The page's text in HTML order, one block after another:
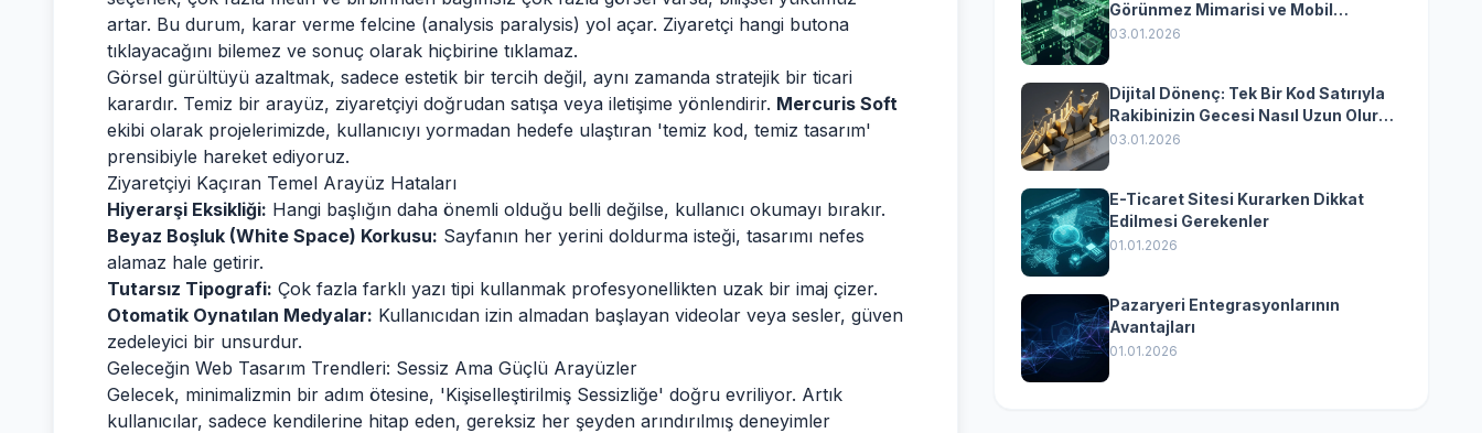
artar. Bu durum, karar verme felcine (analysis paralysis) yol açar. Ziyaretçi hangi butona
tıklayacağını bilemez ve sonuç olarak hiçbirine tıklamaz.
Görsel gürültüyü azaltmak, sadece estetik bir tercih değil, aynı zamanda stratejik bir ticari
karardır. Temiz bir arayüz, ziyaretçiyi doğrudan satışa veya iletişime yönlendirir. Mercuris Soft
ekibi olarak projelerimizde, kullanıcıyı yormadan hedefe ulaştıran 'temiz kod, temiz tasarım'
prensibiyle hareket ediyoruz.
Ziyaretçiyi Kaçıran Temel Arayüz Hataları
Hiyerarşi Eksikliği: Hangi başlığın daha önemli olduğu belli değilse, kullanıcı okumayı bırakır.
Beyaz Boşluk (White Space) Korkusu: Sayfanın her yerini doldurma isteği, tasarımı nefes
alamaz hale getirir.
Tutarsız Tipografi: Çok fazla farklı yazı tipi kullanmak profesyonellikten uzak bir imaj çizer.
Otomatik Oynatılan Medyalar: Kullanıcıdan izin almadan başlayan videolar veya sesler, güven
zedeleyici bir unsurdur.
Geleceğin Web Tasarım Trendleri: Sessiz Ama Güçlü Arayüzler
Gelecek, minimalizmin bir adım ötesine, 'Kişiselleştirilmiş Sessizliğe' doğru evriliyor. Artık
kullanıcılar, sadece kendilerine hitap eden, gereksiz her şeyden arındırılmış deneyimler
Görünmez Mimarisi ve Mobil
Dönüşümün Kurumsal Anahtarı
03.01.2026
Dijital Dönenç: Tek Bir Kod Satırıyla
Rakibinizin Gecesi Nasıl Uzun Olur?
(Kurumsal Yazılımın Güçlü Rolü)
03.01.2026
E-Ticaret Sitesi Kurarken Dikkat
Edilmesi Gerekenler
01.01.2026
Pazaryeri Entegrasyonlarının
Avantajları
01.01.2026